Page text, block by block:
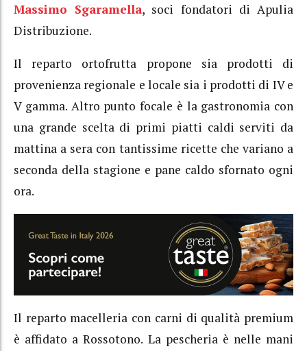
Massimo Sgaramella, soci fondatori di Apulia
Distribuzione.
Il reparto ortofrutta propone sia prodotti di
provenienza regionale e locale sia i prodotti di IV e
V gamma. Altro punto focale è la gastronomia con
una grande scelta di primi piatti caldi serviti da
mattina a sera con tantissime ricette che variano a
seconda della stagione e pane caldo sfornato ogni
ora.
Il reparto macelleria con carni di qualità premium
è affidato a Rossotono. La pescheria è nelle mani